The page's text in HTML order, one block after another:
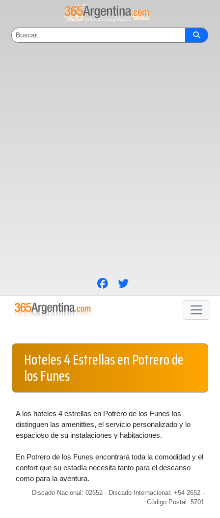
Hoteles 4 Estrellas en Potrero de
los Funes
A los hoteles 4 estrellas en Potrero de los Funes los
distinguen las amenitties, el servicio personalizado y lo
espacioso de su instalaciones y habitaciones.
En Potrero de los Funes encontrará toda la comodidad y el
confort que su estadía necesita tanto para el descanso
como para la aventura.
Discado Nacional: 02652 · Discado Internacional: +54 2652 ·
Código Postal: 5701